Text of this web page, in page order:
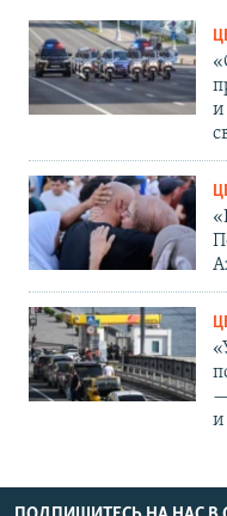
и
—
и